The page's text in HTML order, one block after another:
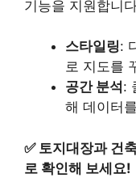
기능을 지원합니
스타일링:
로 지도를
공간 분석 :
해 데이터
✅ 토지대장과 건
로 확인해 보세요!